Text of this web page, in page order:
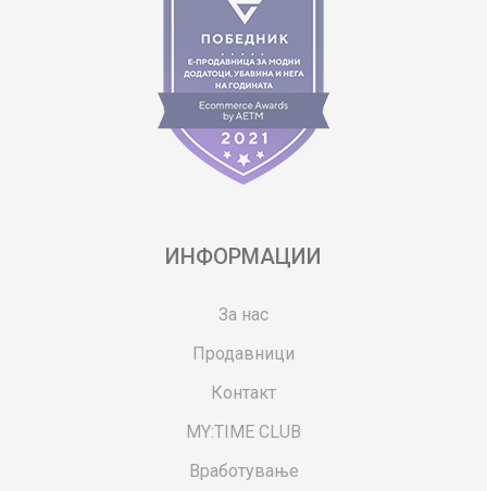
ИНФОРМАЦИИ
За нас
Продавници
Контакт
MY:TIME CLUB
Вработување